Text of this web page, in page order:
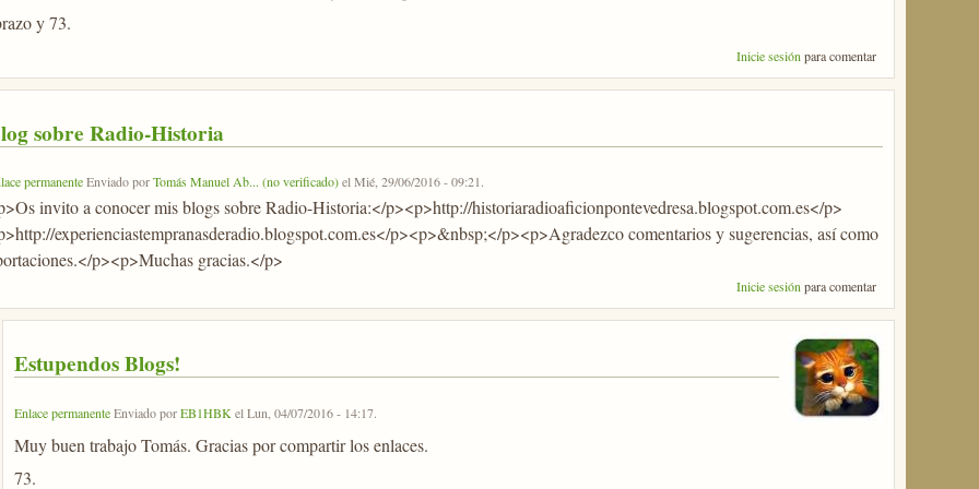
y 73.
Inicie sesión para comentar
sobre Radio-Historia
permanenteEnviado porTomás Manuel Ab... (no verificado)elMié, 29/06/2016 - 09:21.
invito a conocer mis blogs sobre Radio-Historia:</p><p>http://historiaradioaficionpontevedresa.blogspot.com.es</p>
experienciastempranasderadio.blogspot.com.es</p><p>&nbsp;</p><p>Agradezco comentarios y sugerencias, así como
p><p>Muchas gracias.</p>
Inicie sesiónpara comentar
Estupendos Blogs!
Enlace permanenteEnviado porEB1HBK elLun, 04/07/2016 - 14:17.
Muy buen trabajo Tomás. Gracias por compartir los enlaces.
73.